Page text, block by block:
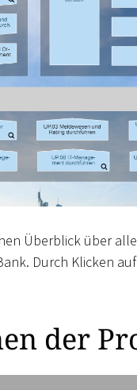
Überblick über
Durch Klicken
der